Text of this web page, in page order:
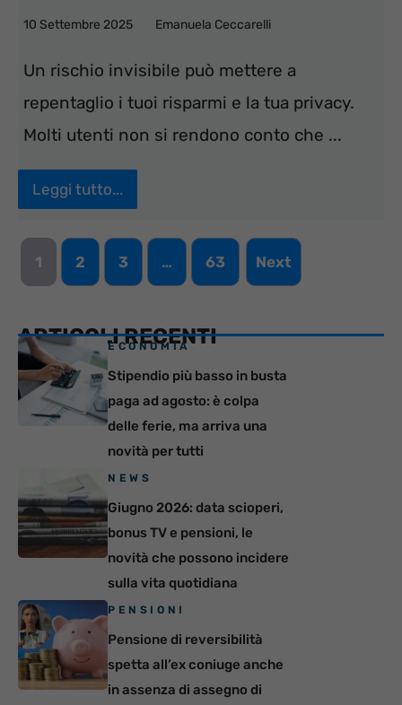
10 Settembre 2025 Emanuela Ceccarelli
Un rischio invisibile può mettere a
repentaglio i tuoi risparmi e la tua privacy.
Molti utenti non si rendono conto che ...
Leggi tutto...
1 2 3 … 63 Next
ARTICOLI RECENTI
ECONOMIA
Stipendio più basso in busta
paga ad agosto: è colpa
delle ferie, ma arriva una
novità per tutti
NEWS
Giugno 2026: data scioperi,
bonus TV e pensioni, le
novità che possono incidere
sulla vita quotidiana
PENSIONI
Pensione di reversibilità
spetta all’ex coniuge anche
in assenza di assegno di